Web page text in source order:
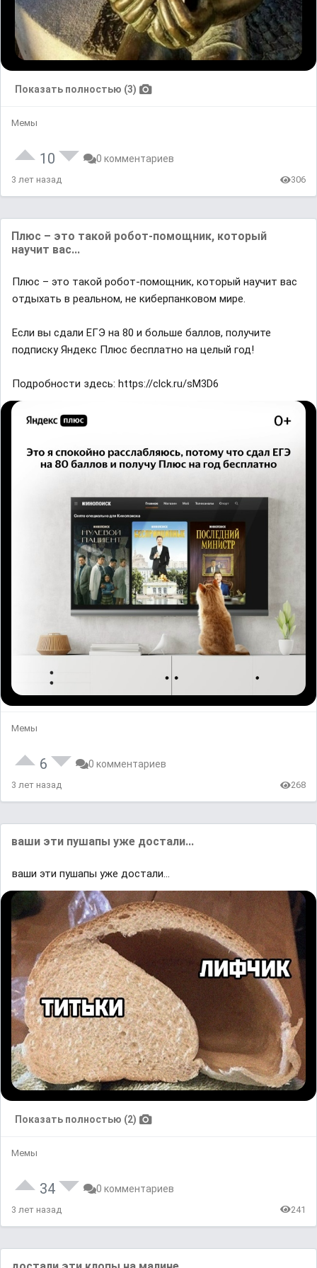
Показать полностью (3)
Мемы
10 0 комментариев
3 лет назад 306
Плюс – это такой робот-помощник, который
научит вас...
Плюс – это такой робот-помощник, который научит вас
отдыхать в реальном, не киберпанковом мире.
Если вы сдали ЕГЭ на 80 и больше баллов, получите
подписку Яндекс Плюс бесплатно на целый год!
Подробности здесь: https://clck.ru/sM3D6
Мемы
6 0 комментариев
3 лет назад 268
ваши эти пушапы уже достали...
ваши эти пушапы уже достали...
Показать полностью (2)
Мемы
34 0 комментариев
3 лет назад 241